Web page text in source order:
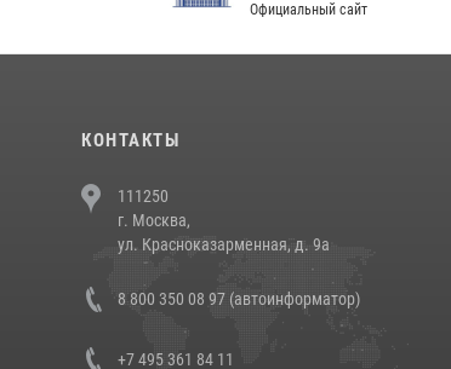
Официальный сайт
КОНТАКТЫ
111250
г. Москва,
ул. Красноказарменная, д. 9а
8 800 350 08 97 (автоинформатор)
+7 495 361 84 11